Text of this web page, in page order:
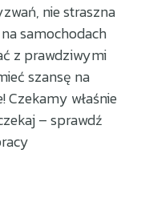
nie straszna
samochodach
z prawdziwymi
szansę na
Czekamy właśnie
– sprawdź